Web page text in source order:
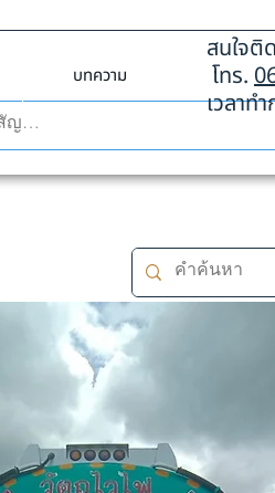
บทความ
สนใจติ
โทร.
เวลาท